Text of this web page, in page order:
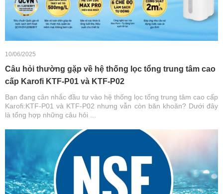
10/06/2025
Câu hỏi thường gặp về hệ thống lọc tổng trung tâm cao
cấp Karofi KTF-P01 và KTF-P02
Bạn đang cân nhắc đầu tư vào hệ thống lọc tổng trung tâm cao cấp
Karofi:KTF-P01 và KTF-P02 nhưng vẫn còn băn khoăn? Dưới đây
là tổng hợp những câu hỏi ...